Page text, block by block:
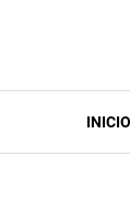
INICIO